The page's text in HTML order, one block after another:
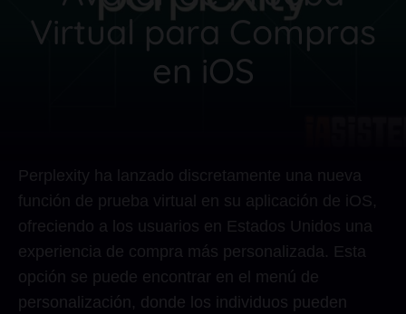
Virtual para Compras
en iOS
Perplexity ha lanzado discretamente una nueva
función de prueba virtual en su aplicación de iOS,
ofreciendo a los usuarios en Estados Unidos una
experiencia de compra más personalizada. Esta
opción se puede encontrar en el menú de
personalización, donde los individuos pueden